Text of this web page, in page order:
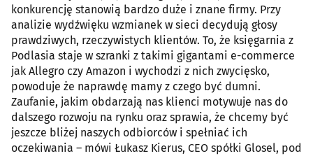
konkurencję stanowią bardzo duże i znane firmy. Przy
analizie wydźwięku wzmianek w sieci decydują głosy
prawdziwych, rzeczywistych klientów. To, że księgarnia z
Podlasia staje w szranki z takimi gigantami e-commerce
jak Allegro czy Amazon i wychodzi z nich zwycięsko,
powoduje że naprawdę mamy z czego być dumni.
Zaufanie, jakim obdarzają nas klienci motywuje nas do
dalszego rozwoju na rynku oraz sprawia, że chcemy być
jeszcze bliżej naszych odbiorców i spełniać ich
oczekiwania – mówi Łukasz Kierus, CEO spółki Glosel, pod